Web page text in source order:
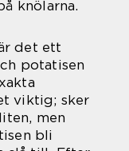
knölarna.
det ett
potatisen
viktig; sker
men
bli